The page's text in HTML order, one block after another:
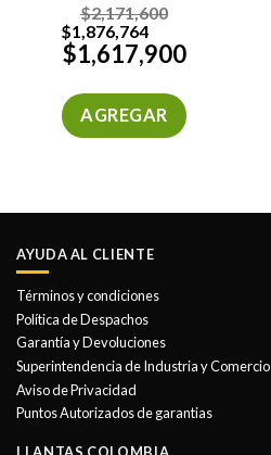
$2,171,600
$1,876,764
$1,617,900
AGREGAR
AYUDA AL CLIENTE
Términos y condiciones
Política de Despachos
Garantía y Devoluciones
Superintendencia de Industria y Comercio
Aviso de Privacidad
Puntos Autorizados de garantias